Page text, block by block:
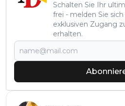
Schalten Sie Ihr
frei - melden Sie
exklusiven Zugang
erhalten.